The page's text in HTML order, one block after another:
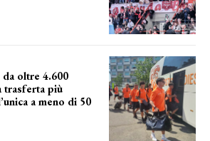
oltre 4.600
trasferta più
a meno di 50